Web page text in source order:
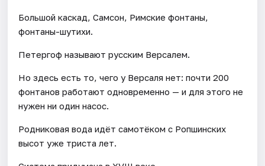
Большой каскад, Самсон, Римские фонтаны,
фонтаны-шутихи.
Петергоф называют русским Версалем.
Но здесь есть то, чего у Версаля нет: почти 200
фонтанов работают одновременно — и для этого не
нужен ни один насос.
Родниковая вода идёт самотёком с Ропшинских
высот уже триста лет.